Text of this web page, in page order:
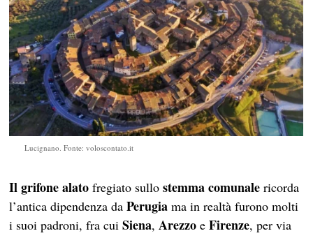
Lucignano. Fonte: voloscontato.it
Il grifone alato fregiato sullostemma comunale ricorda
l’antica dipendenza daPerugia ma in realtà furono molti
i suoi padroni, fra cuiSiena,Arezzo eFirenze, per via